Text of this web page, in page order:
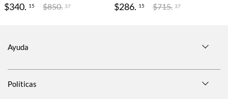
$340. 15 $850. 37 $286. 15 $715. 37
Ayuda
Políticas